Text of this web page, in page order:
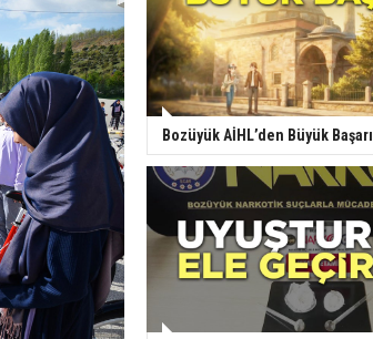
Bozüyük AİHL’den Büyük Başarı